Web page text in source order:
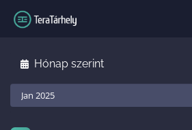
Hónap szerint